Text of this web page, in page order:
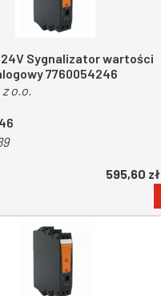
24V Sygnalizator wartości
7760054246
o.o.
595,60 zł